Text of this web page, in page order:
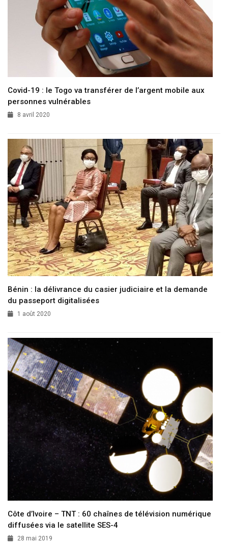
Covid-19 : le Togo va transférer de l’argent mobile aux
personnes vulnérables
8 avril 2020
Bénin : la délivrance du casier judiciaire et la demande
du passeport digitalisées
1 août 2020
Côte d’Ivoire – TNT : 60 chaînes de télévision numérique
diffusées via le satellite SES-4
28 mai 2019